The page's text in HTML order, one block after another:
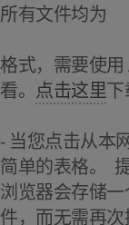
所有文件均为
格式，需要使
看。 点击这里下
- 当您点击从本
简单的表格。
浏览器会存储
件，而无需再